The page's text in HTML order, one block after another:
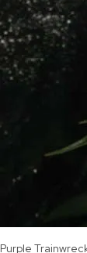
Purple